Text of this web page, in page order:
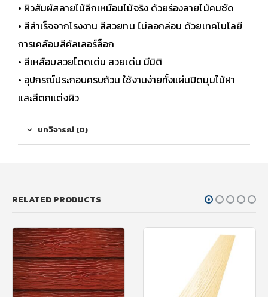
• ผิวสัมผัสลายไม้ลึกเหมือนไม้จริง ด้วยร่องลายไม้คมชัด
• สีสำเร็จจากโรงงาน สีสวยทน ไม่ลอกล่อน ด้วยเทคโนโลยี
การเคลือบสีคัลเลอร์ล็อก
• สีเหลือบสวยโดดเด่น สวยเด่น มีมิติ
• อุปกรณ์ประกอบครบถ้วน ใช้งานง่ายทั้งแผ่นปิดมุมไม้ฝา
และสีตกแต่งผิว
บทวิจารณ์ (0)
RELATED PRODUCTS